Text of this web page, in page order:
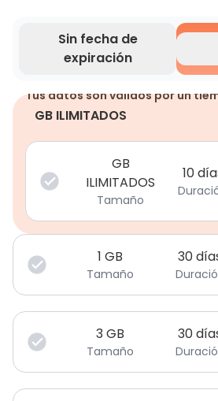
Sin fecha de
expiración
Tus datos son válidos por un
GB ILIMITADOS
GB
ILIMITADOS
Tamaño
10
1 GB
Tamaño
30
3GB
Tamaño
30